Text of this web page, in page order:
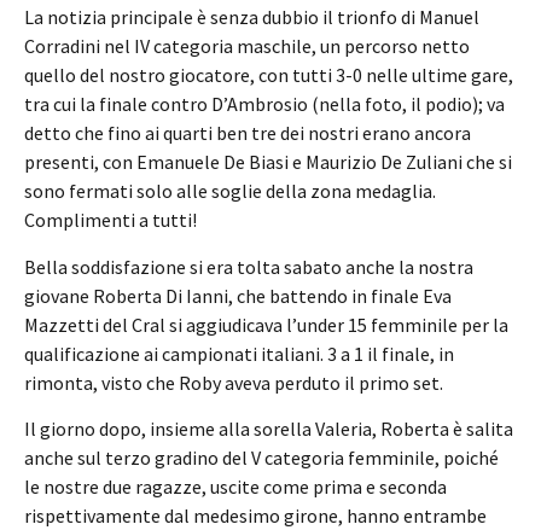
La notizia principale è senza dubbio il trionfo di Manuel
Corradini nel IV categoria maschile, un percorso netto
quello del nostro giocatore, con tutti 3-0 nelle ultime gare,
tra cui la finale contro D’Ambrosio (nella foto, il podio); va
detto che fino ai quarti ben tre dei nostri erano ancora
presenti, con Emanuele De Biasi e Maurizio De Zuliani che si
sono fermati solo alle soglie della zona medaglia.
Complimenti a tutti!
Bella soddisfazione si era tolta sabato anche la nostra
giovane Roberta Di Ianni, che battendo in finale Eva
Mazzetti del Cral si aggiudicava l’under 15 femminile per la
qualificazione ai campionati italiani. 3 a 1 il finale, in
rimonta, visto che Roby aveva perduto il primo set.
Il giorno dopo, insieme alla sorella Valeria, Roberta è salita
anche sul terzo gradino del V categoria femminile, poiché
le nostre due ragazze, uscite come prima e seconda
rispettivamente dal medesimo girone, hanno entrambe